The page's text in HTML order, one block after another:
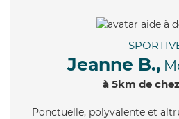
Jeanne B.,
à 5km de
Ponctuelle, polyvalente et